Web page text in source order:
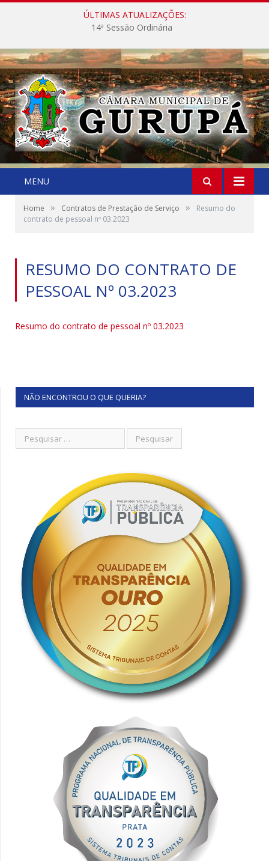
ÚLTIMAS ATUALIZAÇÕES:
14ª Sessão Ordinária
MENU
Home » Contratos de Prestação de Serviço »
Resumo do
contrato de pessoal nº 03.2023
RESUMO DO CONTRATO DE
PESSOAL Nº 03.2023
Resumo do contrato de pessoal nº 03.2023
NÃO ENCONTROU O QUE QUERIA?